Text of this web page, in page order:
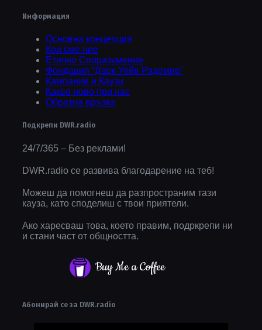
Информация
Основна концепция
Кои сме ние
Етично Споразумение
Фондация “Дарк Уейв Радомир”
Кампании и Каузи
Какво ново при нас
Обратна връзка
Подкрепи DWR.radio
24/7/365 – Без реклами!
DWR.radio се развива благодарение на теб!
Можеш да помогнеш да разпространим тази
кауза, като споделиш с твои приятели.
Ако харесваш това, което правим, подркрепи ни
и стани част от общността.
Buy Me a Coffee
Абонирай се за DWR.radio